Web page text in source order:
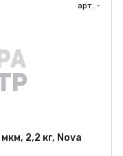
арт. -
2,2 кг, Nova